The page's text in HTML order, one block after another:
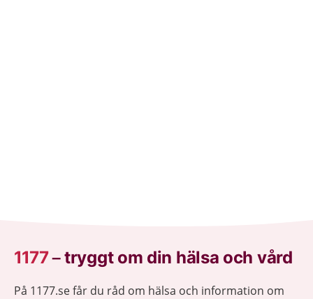
1177–tryggt om din hälsa och vård
På 1177.se får du råd om hälsa och information om